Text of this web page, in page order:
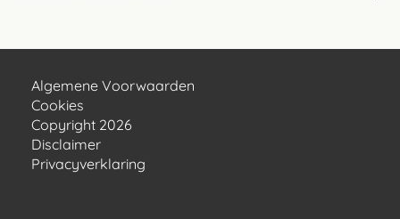
Algemene Voorwaarden
Cookies
Copyright 2026
Disclaimer
Privacyverklaring